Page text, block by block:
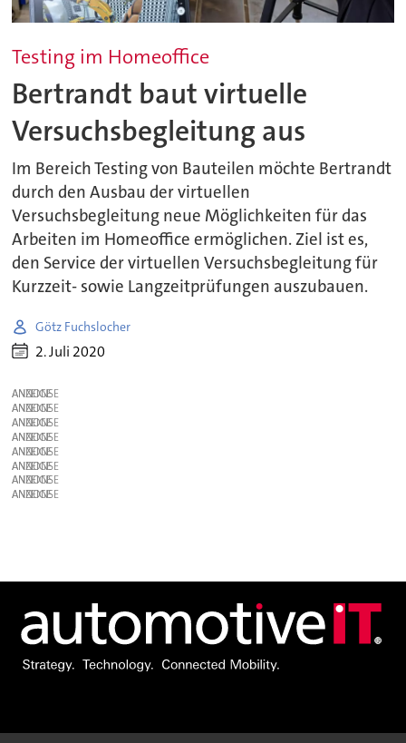
Testing im Homeoffice
Bertrandt baut virtuelle
Versuchsbegleitung aus
Im Bereich Testing von Bauteilen möchte Bertrandt
durch den Ausbau der virtuellen
Versuchsbegleitung neue Möglichkeiten für das
Arbeiten im Homeoffice ermöglichen. Ziel ist es,
den Service der virtuellen Versuchsbegleitung für
Kurzzeit- sowie Langzeitprüfungen auszubauen.
Götz Fuchslocher
2. Juli 2020
ANZEIGE
ANZEIGE
ANZEIGE
ANZEIGE
ANZEIGE
ANZEIGE
ANZEIGE
ANZEIGE